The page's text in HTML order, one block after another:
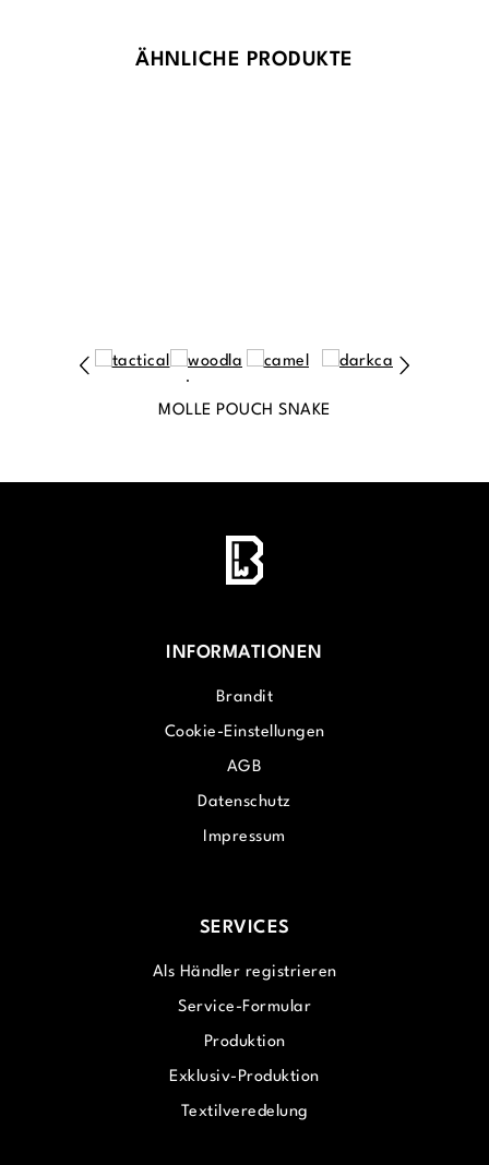
Produktgalerie überspringen
ÄHNLICHE PRODUKTE
MOLLE POUCH SNAKE
INFORMATIONEN
Brandit
Cookie-Einstellungen
AGB
Datenschutz
Impressum
SERVICES
Als Händler registrieren
Service-Formular
Produktion
Exklusiv-Produktion
Textilveredelung